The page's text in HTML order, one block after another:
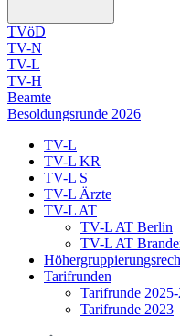
TVöD
TV-N
TV-L
TV-H
Beamte
Besoldungsrunde 2026
TV-L
TV-L KR
TV-L S
TV-L Ärzte
TV-L AT
TV-L AT Berlin
TV-L AT
Tarifrunden
Tarifrunde
Tarifrunde 2023